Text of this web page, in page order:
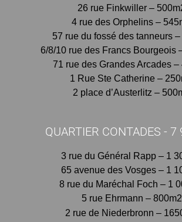
26 rue Finkwiller –
4 rue des Orphelins –
57 rue du fossé des tanneurs
6/8/10 rue des Francs Bourgeois
71 rue des Grandes Arcades –
1 Rue Ste Catherine –
2 place d’Austerlitz –
QUARTIER CONTADES -
3 rue du Général Rapp – 1
65 avenue des Vosges – 1
8 rue du Maréchal Foch – 1
5 rue Ehrmann – 800m2
2 rue de Niederbronn –